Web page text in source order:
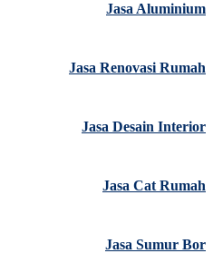
Jasa Aluminium
Jasa Renovasi Rumah
Jasa Desain Interior
Jasa Cat Rumah
Jasa Sumur Bor